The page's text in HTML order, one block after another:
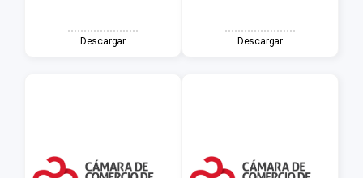
Descargar Descargar